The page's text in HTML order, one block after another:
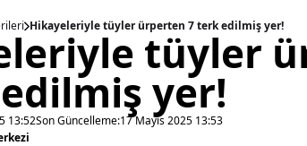
Hikayeleriyle tüyler ürperten 7 terk edilmiş yer!
tüyler
yer!
13:52Son Güncelleme:17 Mayıs 2025 13:53